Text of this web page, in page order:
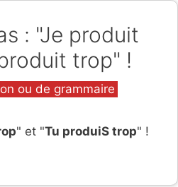
: "Je produit
trop" !
ou de grammaire
" et "Tu produiS trop" !